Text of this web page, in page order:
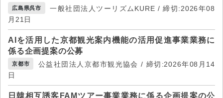
広島県呉市
一般社団法人ツーリズムKURE / 締切:2026年08
月21日
AIを活用した京都観光案内機能の活用促進事業業務に
係る企画提案の公募
京都市
公益社団法人京都市観光協会 / 締切:2026年08月14
日
日韓相互誘客FAMツアー事業業務に係る企画提案の公